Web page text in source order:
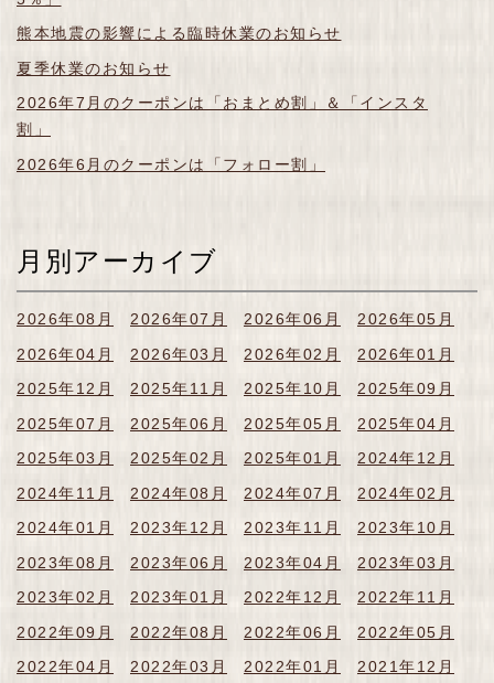
熊本地震の影響による臨時休業のお知らせ
夏季休業のお知らせ
2026年7月のクーポンは「おまとめ割」＆「インスタ
割」
2026年6月のクーポンは「フォロー割」
月別アーカイブ
2026年08月 2026年07月 2026年06月
2026年05月
2026年04月
2026年03月 2026年02月
2026年01月
2025年12月
2025年11月 2025年10月
2025年09月
2025年07月
2025年06月 2025年05月
2025年04月
2025年03月
2025年02月 2025年01月
2024年12月
2024年11月
2024年08月 2024年07月
2024年02月
2024年01月
2023年12月 2023年11月
2023年10月
2023年08月
2023年06月 2023年04月
2023年03月
2023年02月
2023年01月 2022年12月
2022年11月
2022年09月
2022年08月 2022年06月
2022年05月
2022年04月
2022年03月 2022年01月
2021年12月